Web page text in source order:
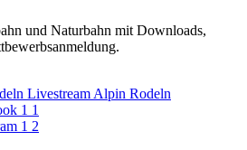
und Naturbahn mit Downloads,
Livestream Alpin Rodeln